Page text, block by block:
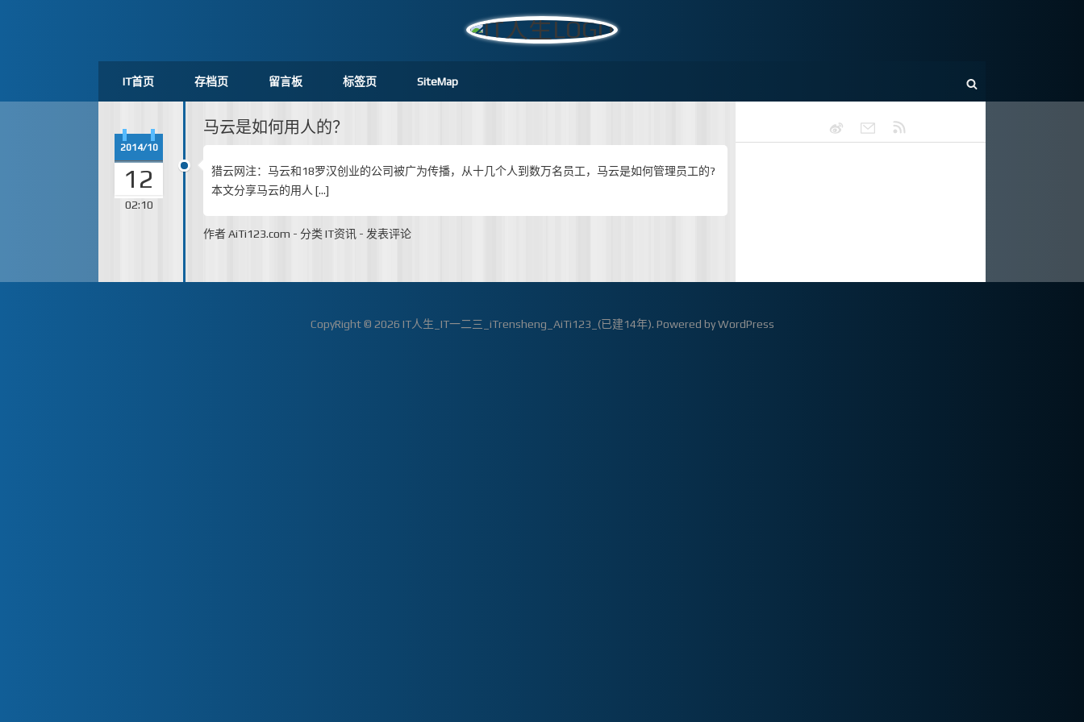
IT首页 存档页 留言板 标签页 SiteMap
马云是如何用人的？
2014/10
12
02:10
猎云网注：马云和18罗汉创业的公司被广为传播，从十几个人到数万名员工，马云是如何管理员工的?
本文分享马云的用人 […]
作者AiTi123.com - 分类 IT资讯 - 发表评论
CopyRight © 2026 IT人生_IT一二三_iTrensheng_AiTi123_(已建14年). Powered byWordPress